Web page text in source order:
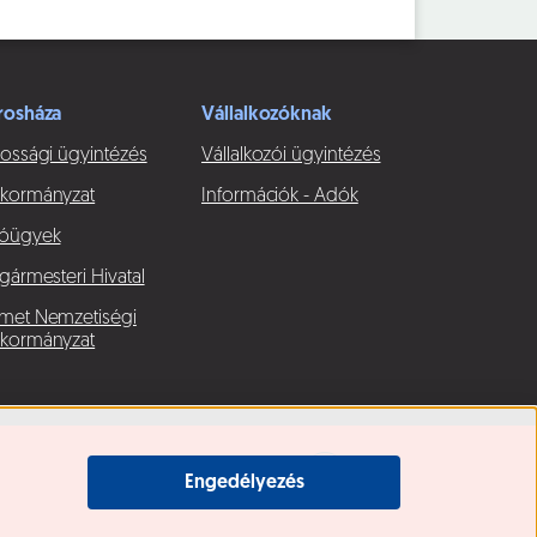
Engedélyezés
ügyintézés
Hivatal
Nemzetiségi
Vállalkozóknak
Vállalkozói ügyintézés
Információk - Adók